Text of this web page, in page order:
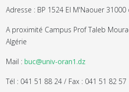
Adresse : BP 1524 El M'Naouer 31000
A proximité Campus Prof Taleb
Algérie
Mail : buc@univ-oran1.dz
Tél : 041 51 88 24 / Fax : 041 51 82 57